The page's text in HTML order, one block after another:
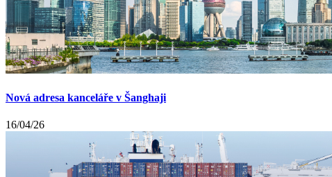
Nová adresa kanceláře v Šanghaji
16/04/26